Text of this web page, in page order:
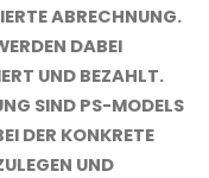
ABRECHNUNG. A
DABEI G
UND BEZAHLT.
SIND PS-MODELS
DER KONKRETE
UND